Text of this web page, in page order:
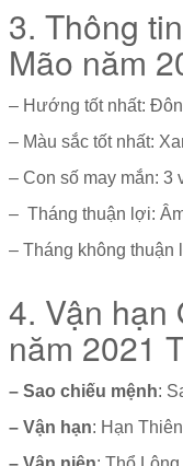
3. Thông
Mão năm
– Hướng tốt nhất:
– Màu sắc tốt nhất:
– Con số may mắn: 3
– Tháng thuận lợi:
– Tháng không thuận
4. Vận hạn
năm 2021
– Sao chiếu mệnh:
– Vận hạn: Hạn